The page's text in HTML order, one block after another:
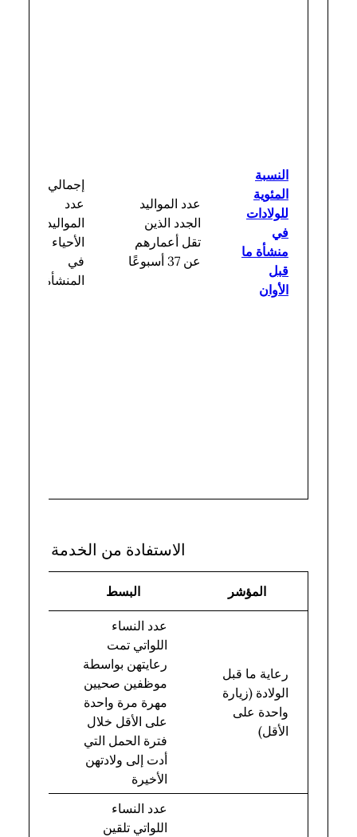
النسبة
المئوية
للولادات
في
منشأة ما
قبل
الأوان
عدد المواليد
الجدد الذين
تقل أعمارهم
عن 37 أسبوعًا
إجمالي
عدد
المواليد
الأحياء
في
المنشأة
الاستفادة من الخدمة
المؤشر البسط
رعاية ما قبل
الولادة (زيارة
واحدة على
الأقل)
عدد النساء
اللواتي تمت
رعايتهن بواسطة
موظفين صحيين
مهرة مرة واحدة
على الأقل خلال
فترة الحمل التي
أدت إلى ولادتهن
الأخيرة
عدد النساء
اللواتي تلقين